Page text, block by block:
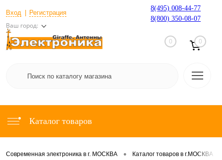
Вход Регистрация
Ваш город:
8(495) 008-44-77
8(800) 350-08-07
0 0
Каталог товаров
Современная электроника в г. МОСКВА • Каталог товаров в г.МОСКВА